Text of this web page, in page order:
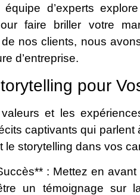
d’experts
faire briller votre
nos clients, nous
d’entreprise.
pour
et les
captivants qui
le storytelling dans vos
: Mettez en
un témoignage sur